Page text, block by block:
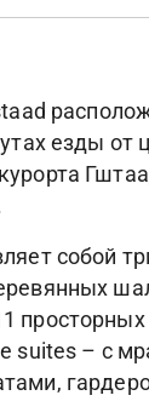
езды от
собой
просторных
suites – с